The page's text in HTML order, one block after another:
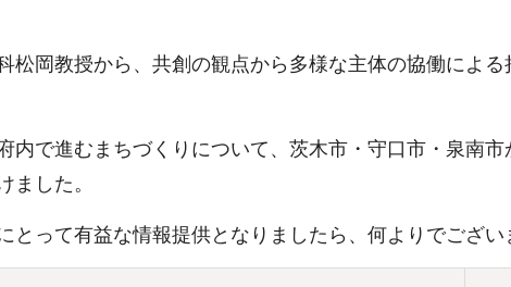
松岡教授から、共創の観点から多様な主体の協働によ
内で進むまちづくりについて、茨木市・守口市・泉南
ました。
って有益な情報提供となりましたら、何よりでござい